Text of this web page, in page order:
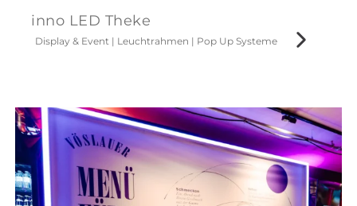
inno LED Theke
Display & Event | Leuchtrahmen | Pop Up Systeme